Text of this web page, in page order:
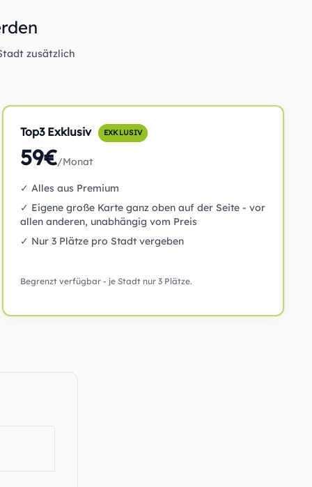
zusätzlich
Top3 Exklusiv EXKLUSIV
59€/Monat
✓ Alles aus Premium
✓ Eigene große Karte ganz oben auf der Seite - vor
allen anderen, unabhängig vom Preis
✓ Nur 3 Plätze pro Stadt vergeben
Begrenzt verfügbar - je Stadt nur 3 Plätze.